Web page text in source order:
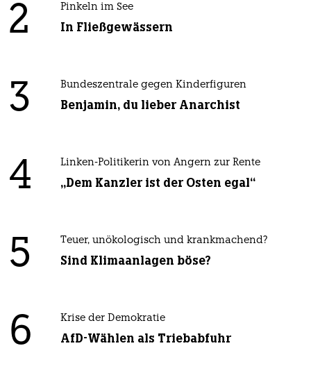
2 Pinkeln im See
In Fließgewässern
3 Bundeszentrale gegen Kinderfiguren
Benjamin, du lieber Anarchist
4 Linken-Politikerin von Angern zur Rente
„Dem Kanzler ist der Osten egal“
5 Teuer, unökologisch und krankmachend?
Sind Klimaanlagen böse?
6 Krise der Demokratie
AfD-Wählen als Triebabfuhr